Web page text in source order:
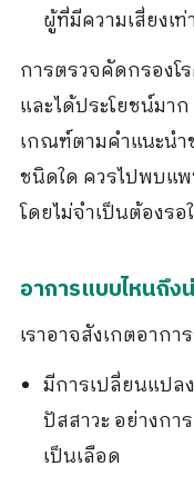
ผู้ที่มีความเสี่ยงเ
การตรวจคัดกรองโ
และได้ประโยชน์มา
เกณฑ์ตามคำแนะนำ
ชนิดใด ควรไปพบแ
โดยไม่จำเป็นต้องร
อาการแบบไหนถึง
เราอาจสังเกตอาก
มีการเปลี่ยนแปล
ปัสสาวะ อย่างกา
เป็นเลือด